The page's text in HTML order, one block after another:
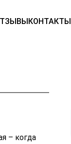
КОНТАКТЫ
– когда